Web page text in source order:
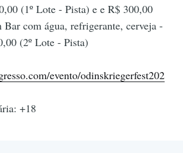
(1º Lote - Pista) e e R$ 300,00
Bar com água, refrigerante, cerveja -
(2º Lote - Pista)
evento/odinskriegerfest202
+18